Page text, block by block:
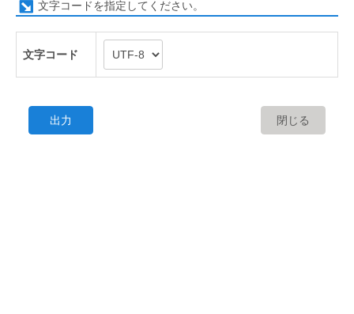
文字コードを指定してください。
文字コード